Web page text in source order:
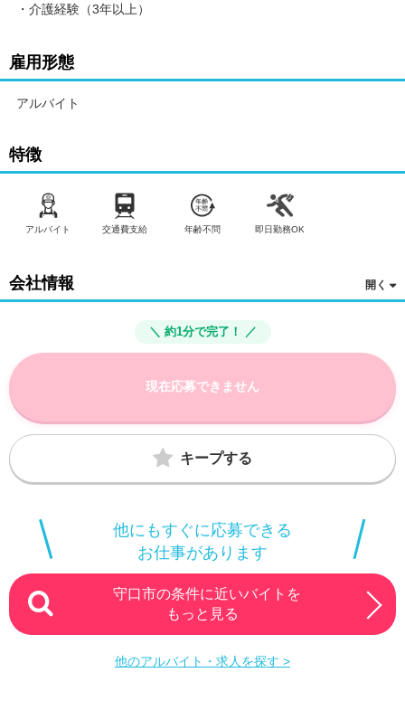
・介護経験（3年以上）
雇用形態
アルバイト
特徴
アルバイト 交通費支給 年齢不問 即日勤務OK
会社情報
＼ 約1分で完了！ ／
現在応募できません
キープする
他にもすぐに応募できる
お仕事があります
守口市の条件に近いバイトを
もっと見る
他のアルバイト・求人を探す >